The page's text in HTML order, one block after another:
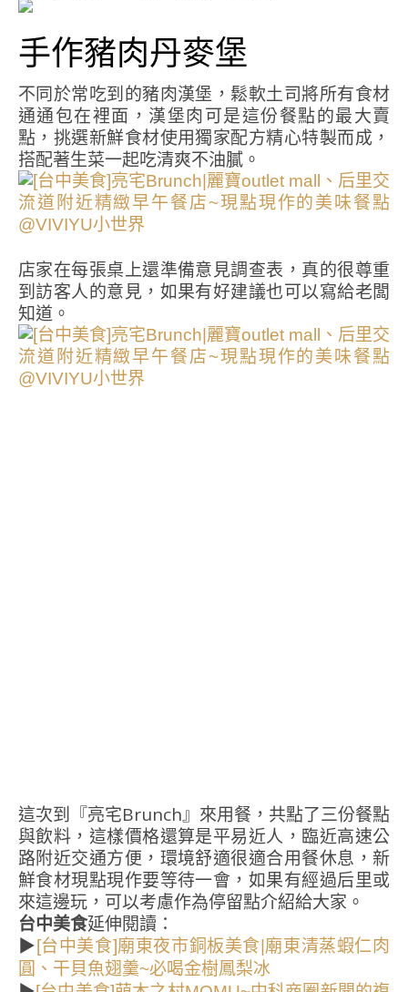
手作豬肉丹麥堡
不同於常吃到的豬肉漢堡，鬆軟土司將所有食材
通通包在裡面，漢堡肉可是這份餐點的最大賣
點，挑選新鮮食材使用獨家配方精心特製而成，
搭配著生菜一起吃清爽不油膩。
店家在每張桌上還準備意見調查表，真的很尊重
到訪客人的意見，如果有好建議也可以寫給老闆
知道。
這次到『亮宅Brunch』來用餐，共點了三份餐點
與飲料，這樣價格還算是平易近人，臨近高速公
路附近交通方便，環境舒適很適合用餐休息，新
鮮食材現點現作要等待一會，如果有經過后里或
來這邊玩，可以考慮作為停留點介紹給大家。
台中美食延伸閱讀：
▶ [台中美食]廟東夜市銅板美食|廟東清蒸蝦仁肉
圓、干貝魚翅羹~必喝金樹鳳梨冰